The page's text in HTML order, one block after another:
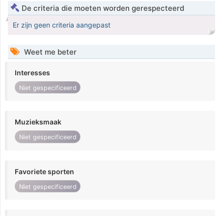
De criteria die moeten worden gerespecteerd
Er zijn geen criteria aangepast
Weet me beter
Interesses
Niet gespecificeerd
Muzieksmaak
Niet gespecificeerd
Favoriete sporten
Niet gespecificeerd